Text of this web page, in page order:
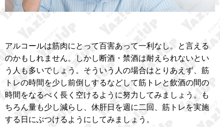
アルコールは筋肉にとって百害あって一利なし。と言える
のかもしれません。しかし断酒・禁酒は耐えられないとい
う人も多いでしょう。そういう人の場合はとりあえず、筋
トレの時間を少し前倒しするなどして筋トレと飲酒の間の
時間をなるべく長く空けるように努力してみましょう。も
ちろん量も少し減らし、休肝日を週に二回、筋トレを実施
する日にぶつけるようにしてみましょう。